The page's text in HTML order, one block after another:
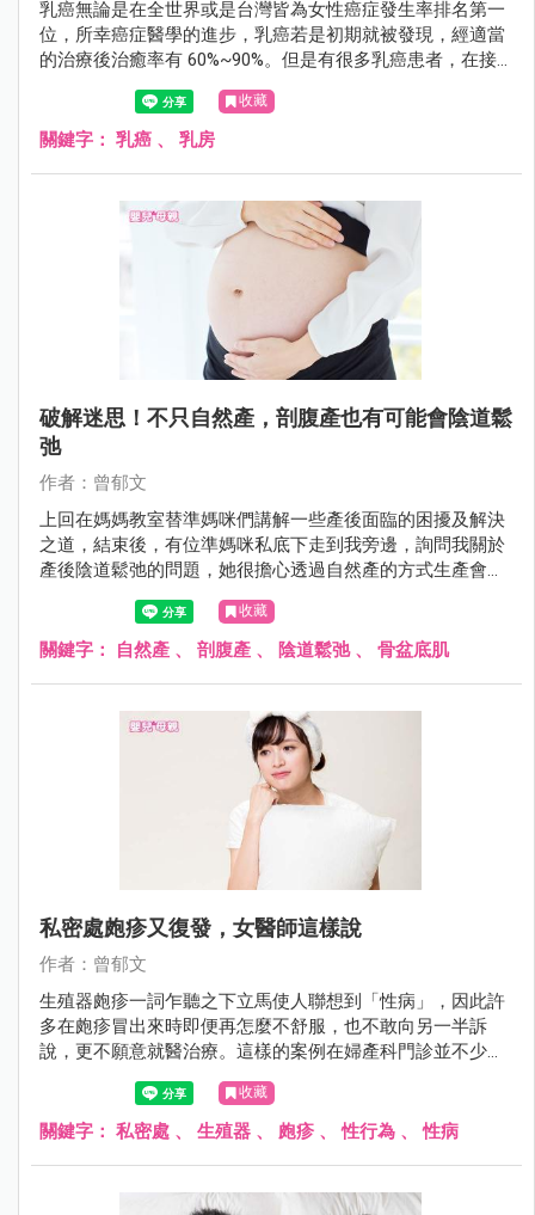
乳癌無論是在全世界或是台灣皆為女性癌症發生率排名第一
位，所幸癌症醫學的進步，乳癌若是初期就被發現，經適當
的治療後治癒率有 60%~90%。但是有很多乳癌患者，在接
受藥物治療後，常會出現類似更年期「陰道萎縮症」的症
狀，伴隨陰道乾澀、性行為疼痛、頻尿，以及尿失禁等困
擾。
收藏
關鍵字： 乳癌 、 乳房
破解迷思！不只自然產，剖腹產也有可能會陰道鬆
弛
作者：曾郁文
上回在媽媽教室替準媽咪們講解一些產後面臨的困擾及解決
之道，結束後，有位準媽咪私底下走到我旁邊，詢問我關於
產後陰道鬆弛的問題，她很擔心透過自然產的方式生產會造
成嚴重的陰道鬆弛，因此她內心偏向選擇剖腹生產。但是難
道剖腹產的陰道就會緊實如初，不受影響嗎？
收藏
關鍵字： 自然產 、 剖腹產 、 陰道鬆弛、 骨盆底肌
私密處皰疹又復發，女醫師這樣說
作者：曾郁文
生殖器皰疹一詞乍聽之下立馬使人聯想到「性病」，因此許
多在皰疹冒出來時即便再怎麼不舒服，也不敢向另一半訴
說，更不願意就醫治療。這樣的案例在婦產科門診並不少
見，陳小姐就是長期飽受私密處皰疹折磨的苦主，到底該怎
麼預防和治療呢？
收藏
關鍵字： 私密處 、 生殖器 、 皰疹 、性行為 、性病